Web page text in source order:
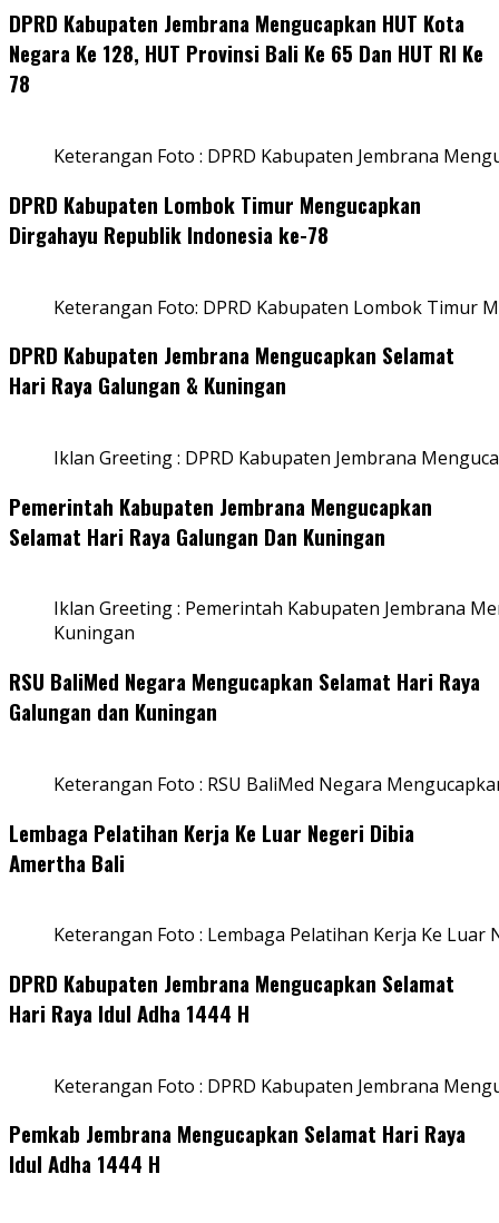
DPRD Kabupaten Jembrana Mengucapkan HUT Kota
Negara Ke 128, HUT Provinsi Bali Ke 65 Dan HUT RI Ke
78
Keterangan Foto : DPRD Kabupaten Jembrana
DPRD Kabupaten Lombok Timur Mengucapkan
Dirgahayu Republik Indonesia ke-78
Keterangan Foto: DPRD Kabupaten Lombok Timur
DPRD Kabupaten Jembrana Mengucapkan Selamat
Hari Raya Galungan & Kuningan
Iklan Greeting : DPRD Kabupaten Jembrana
Pemerintah Kabupaten Jembrana Mengucapkan
Selamat Hari Raya Galungan Dan Kuningan
Iklan Greeting : Pemerintah Kabupaten Jembrana
Kuningan
RSU BaliMed Negara Mengucapkan Selamat Hari Raya
Galungan dan Kuningan
Keterangan Foto : RSU BaliMed Negara
Lembaga Pelatihan Kerja Ke Luar Negeri Dibia
Amertha Bali
Keterangan Foto : Lembaga Pelatihan Kerja Ke Luar
DPRD Kabupaten Jembrana Mengucapkan Selamat
Hari Raya Idul Adha 1444 H
Keterangan Foto : DPRD Kabupaten Jembrana
Pemkab Jembrana Mengucapkan Selamat Hari Raya
Idul Adha 1444 H